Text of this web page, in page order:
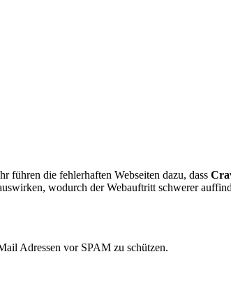
führen die fehlerhaften Webseiten dazu, dass
wodurch der Webauftritt schwerer
Adressen vor SPAM zu schützen.